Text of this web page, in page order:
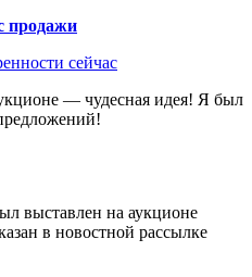
продажи
сейчас
— чудесная идея! Я был
выставлен на аукционе
в новостной рассылке